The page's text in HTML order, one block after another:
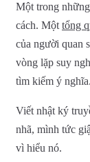
Một trong
cách. Một tổng
của người quan
vòng lặp suy
tìm kiếm ý nghĩa.
Viết nhật ký
nhã, mình tức
vì hiểu nó.